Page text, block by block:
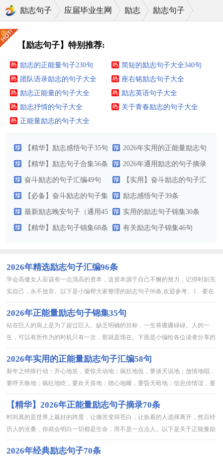
励志句子 应届毕业生网 励志 励志句子
【励志句子】特别推荐:
励志的正能量句子230句
简短的励志句子大全340句
团队语录励志的句子大全
座右铭励志句子大全
励志正能量的句子大全
励志英语句子大全
励志抒情的句子大全
关于青春励志的句子大全
正能量励志的句子大全
【精华】励志感悟句子35句 2026年实用的正能量励志句
子锦集30句
【精华】励志句子合集56条 2026年通用励志的句子摘录
49条
奋斗励志的句子汇编49句 【实用】奋斗励志的句子汇
编70句
【必备】奋斗励志的句子集
锦65句
励志感悟句子39条
最新励志晚安句子（通用45
句）
实用的励志句子锦集30条
【精华】励志句子锦集68条 有关励志句子锦集46句
2026年精选励志句子汇编96条
学会高傲女人应该有一点清高的资本，这资本源于自己不懈的努力，记得时刻充
实自己，永不放弃。以下是小编帮大家整理的励志句子96条,欢迎参考。1、要在
不忘记自己的同时记得别人，在不贬低自己的同时抬高别人。幽...
2026年正能量励志句子锦集35句
站在巨人的肩上是为了超过巨人。缺乏明确的目标，一生将庸庸碌碌。人的一
生，可以有所作为的时机只有一次，那就是现在。下面是小编给各位读者分享的
正能量励志句子35句,仅供参考，大家一起来看看吧。1、一生要走...
2026年实用的正能量励志句子汇编58句
新年之特殊行动：开心地笑，要惊天动地；疯狂地侃，要谈天说地；放情地唱，
要呼天唤地；疯狂地吃，要欢天喜地；踏心地睡，要昏天暗地；信息传情谊，要
谢天谢地。祝你新年快乐！以下是小编整理的正能量励志句子58句...
【精华】2026年正能量励志句子摘录70条
时间真的是世界上最好的跨度，让痛苦变得苍白，让执着的人选择离开，然后经
历人的沧桑，你就会明白一切都是生命，而不是一点点人。以下是关于正能量励
志句子70条,供大家参考借鉴，希望可以帮助到有需要的朋友。1...
2026年经典励志句子70条